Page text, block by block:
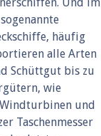
häufig
alle Arten
Schüttgut bis zu
wie
und
Taschenmesser